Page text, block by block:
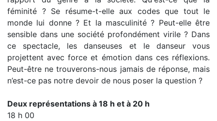
féminité ? Se résume-t-elle aux codes que tout le
monde lui donne ? Et la masculinité ? Peut-elle être
sensible dans une société profondément virile ? Dans
ce spectacle, les danseuses et le danseur vous
projettent avec force et émotion dans ces réflexions.
Peut-être ne trouverons-nous jamais de réponse, mais
n’est-ce pas notre devoir de nous poser la question ?
Deux représentations à 18 h et à 20 h
18 h 00